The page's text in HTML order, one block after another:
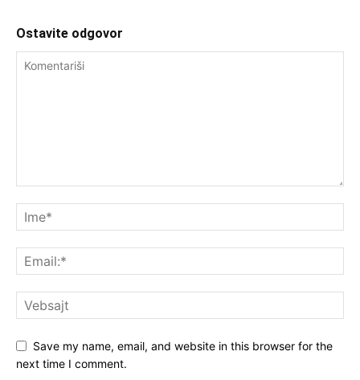
Ostavite odgovor
Save my name, email, and website in this browser for the
next time I comment.